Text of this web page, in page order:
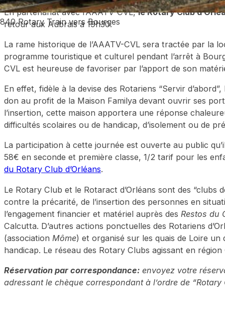
Rotary Train vers Bourges
En partenariat avec l’AAATV-CVL,le Rotary Club
retour aux Aubrais à 19h30.
La rame historique de l’AAATV-CVL sera tractée par la
programme touristique et culturel pendant l’arrêt à
CVL est heureuse de favoriser par l’apport de son
En effet, fidèle à la devise des Rotariens “Servir
don au profit de la Maison Familya devant ouvrir ses
l’insertion, cette maison apportera une réponse
difficultés scolaires ou de handicap, d’isolement ou de
La participation à cette journée est ouverte au public
58€ en seconde et première classe, 1/2 tarif pour les
du Rotary Club d’Orléans.
Le Rotary Club et le Rotaract d’Orléans sont des “clubs
contre la précarité, de l’insertion des personnes en
l’engagement financier et matériel auprès des Restos du
Calcutta. D’autres actions ponctuelles des Rotariens
(association Môme) et organisé sur les quais de Loire
handicap. Le réseau des Rotary Clubs agissant en
Réservation par correspondance: envoyez votre
adressant le chèque correspondant à l’ordre de